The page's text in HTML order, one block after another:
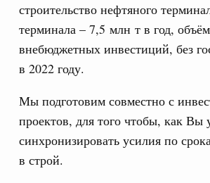
строительство нефтяного
терминала – 7,5 млн т в год,
внебюджетных инвестиций, без
в 2022 году.
Мы подготовим совместно с
проектов, для того чтобы, как
синхронизировать усилия по
в строй.